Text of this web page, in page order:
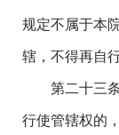
规定不属于本
辖，不得再自
第二十三
行使管辖权的